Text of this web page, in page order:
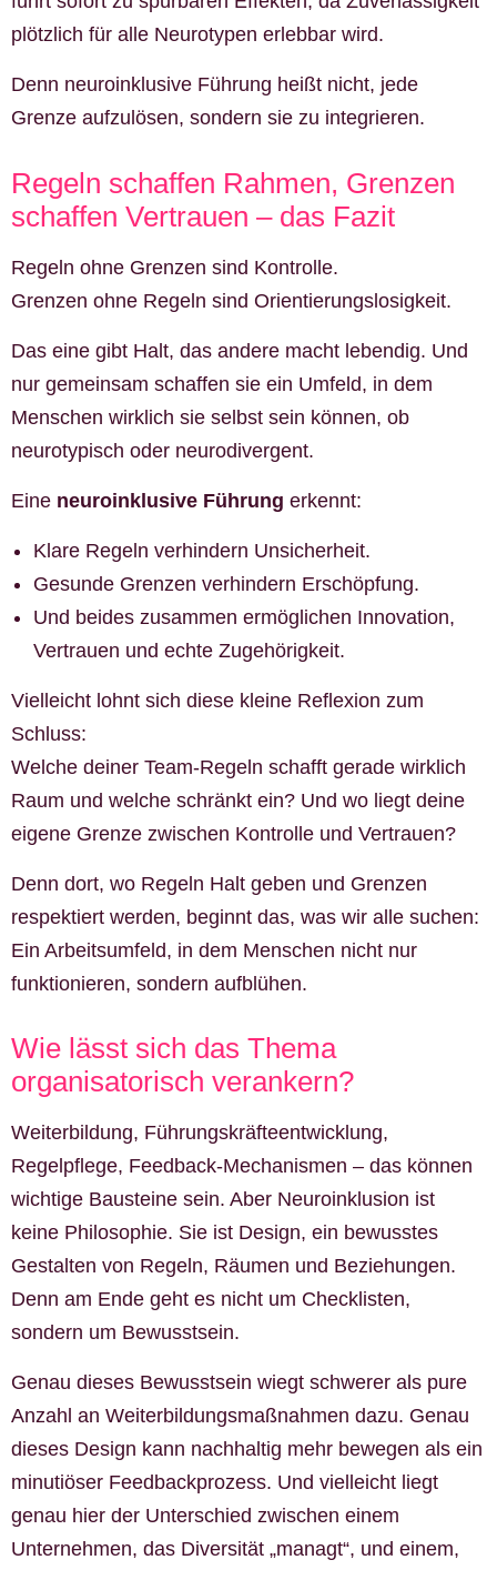
plötzlich für alle Neurotypen erlebbar wird.
Denn neuroinklusive Führung heißt nicht, jede
Grenze aufzulösen, sondern sie zu integrieren.
Regeln schaffen Rahmen, Grenzen
schaffen Vertrauen – das Fazit
Regeln ohne Grenzen sind Kontrolle.
Grenzen ohne Regeln sind Orientierungslosigkeit.
Das eine gibt Halt, das andere macht lebendig. Und
nur gemeinsam schaffen sie ein Umfeld, in dem
Menschen wirklich sie selbst sein können, ob
neurotypisch oder neurodivergent.
Eine neuroinklusive Führung erkennt:
Klare Regeln verhindern Unsicherheit.
Gesunde Grenzen verhindern Erschöpfung.
Und beides zusammen ermöglichen Innovation,
Vertrauen und echte Zugehörigkeit.
Vielleicht lohnt sich diese kleine Reflexion zum
Schluss:
Welche deiner Team-Regeln schafft gerade wirklich
Raum und welche schränkt ein? Und wo liegt deine
eigene Grenze zwischen Kontrolle und Vertrauen?
Denn dort, wo Regeln Halt geben und Grenzen
respektiert werden, beginnt das, was wir alle suchen:
Ein Arbeitsumfeld, in dem Menschen nicht nur
funktionieren, sondern aufblühen.
Wie lässt sich das Thema
organisatorisch verankern?
Weiterbildung, Führungskräfteentwicklung,
Regelpflege, Feedback-Mechanismen – das können
wichtige Bausteine sein. Aber Neuroinklusion ist
keine Philosophie. Sie ist Design, ein bewusstes
Gestalten von Regeln, Räumen und Beziehungen.
Denn am Ende geht es nicht um Checklisten,
sondern um Bewusstsein.
Genau dieses Bewusstsein wiegt schwerer als pure
Anzahl an Weiterbildungsmaßnahmen dazu. Genau
dieses Design kann nachhaltig mehr bewegen als ein
minutiöser Feedbackprozess. Und vielleicht liegt
genau hier der Unterschied zwischen einem
Unternehmen, das Diversität „managt“, und einem,